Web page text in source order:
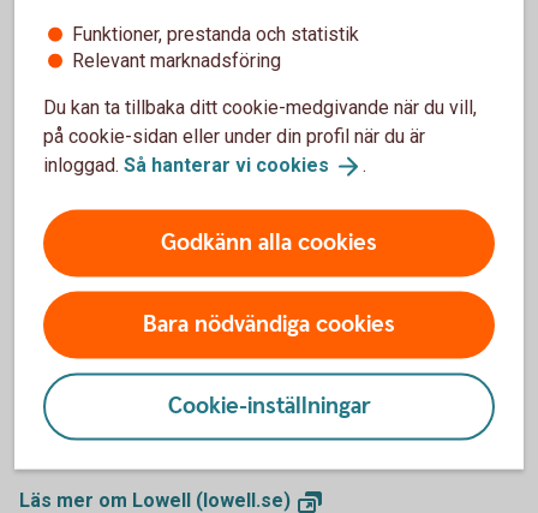
Erbjudande till dig som är kund
hos oss
Ingen årsavgift
25 % på Efterbevakning
Så här fungerar Inkasso
Mer om Lowell
Läs mer om Lowell (lowell.se)
Funktioner, prestanda och statistik
Relevant marknadsföring
Du kan ta tillbaka ditt cookie-medgivande när du vill,
på cookie-sidan eller under din profil när du är
inloggad. Så hanterar vi cookies .
Godkänn alla cookies
Bara nödvändiga cookies
Cookie-inställningar